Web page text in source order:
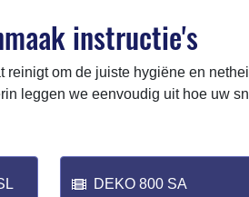
instructie's
om de juiste hygiëne en
leggen we eenvoudig uit hoe uw
DEKO 800 SA